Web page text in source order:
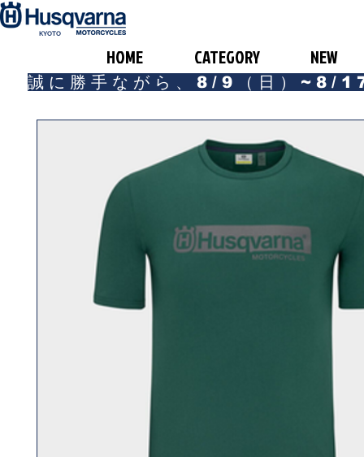
​KYOTO
HOME CATEGORY NEW
誠に勝手ながら、8/9（日）~8/